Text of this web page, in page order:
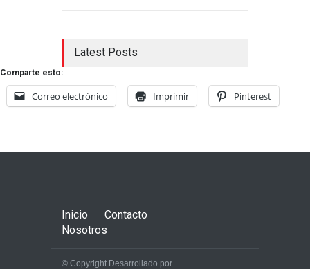
Latest Posts
Comparte esto:
Correo electrónico Imprimir Pinterest
Inicio
Contacto
Nosotros
© Copyright Desarrollado por